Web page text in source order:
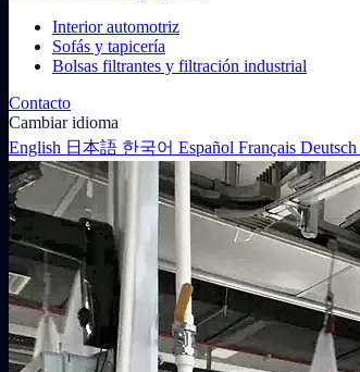
Interior automotriz
Sofás y tapicería
Bolsas filtrantes y filtración industrial
Contacto
Cambiar idioma
English 日本語 한국어 Español Français Deutsch